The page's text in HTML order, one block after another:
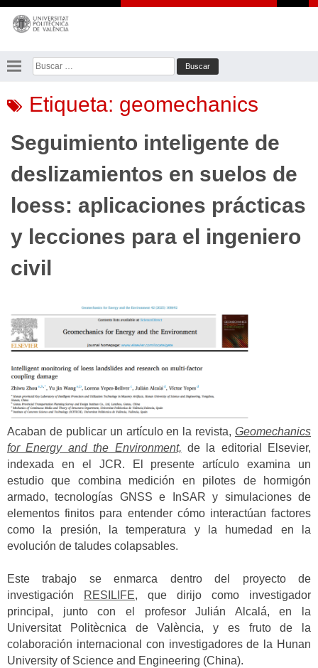
Saltar
contenido
Buscar:
Etiqueta: geomechanics
Seguimiento inteligente de
deslizamientos en suelos de
loess: aplicaciones prácticas
y lecciones para el ingeniero
civil
Acaban de publicar un artículo en la revista, Geomechanics
for Energy and the Environment, de la editorial Elsevier,
indexada en el JCR. El presente artículo examina un
estudio que combina medición en pilotes de hormigón
armado, tecnologías GNSS e InSAR y simulaciones de
elementos finitos para entender cómo interactúan factores
como la presión, la temperatura y la humedad en la
evolución de taludes colapsables.
Este trabajo se enmarca dentro del proyecto de
investigación
RESILIFE, que dirijo como investigador
principal, junto con el profesor Julián Alcalá, en la
Universitat Politècnica de València, y es fruto de la
colaboración internacional con investigadores de la Hunan
University of Science and Engineering (China).